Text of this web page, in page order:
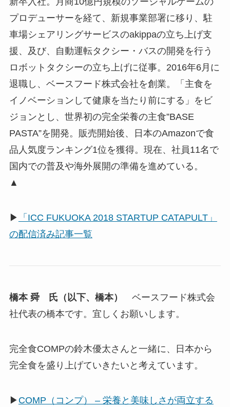
プロデューサーを経て、新規事業部署に移り、駐
車場シェアリングサービスのakippaの立ち上げ支
援、及び、自動運転タクシー・バスの開発を行う
ロボットタクシーの立ち上げに従事。2016年6月に
退職し、ベースフード株式会社を創業。「主食を
イノベーションして健康を当たり前にする」をビ
ジョンとし、世界初の完全栄養の主食”BASE
PASTA”を開発。販売開始後、日本のAmazonで食
品人気度ランキング1位を獲得。現在、社員11名で
国内での普及や海外展開の準備を進めている。
▲
▶
「ICC FUKUOKA 2018 STARTUP CATAPULT」
の配信済み記事一覧
橋本 舜 氏（以下、橋本）
ベースフード株式会
社代表の橋本です。宜しくお願いします。
完全食COMPの鈴木優太さんと一緒に、日本から
完全食を盛り上げていきたいと考えています。
▶ COMP（コンプ） – 栄養と美味しさが両立する